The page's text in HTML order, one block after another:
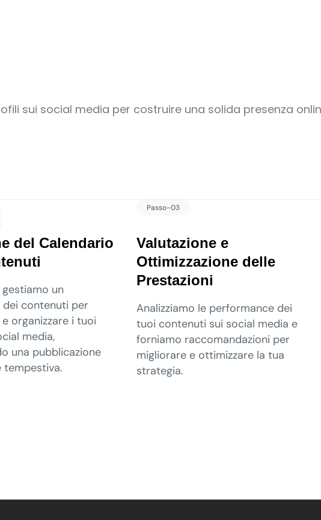
sui social media per costruire una solida presenza
del Calendario
un
dei contenuti per
organizzare i tuoi
media,
una pubblicazione
tempestiva.
Passo-03
Valutazione e
Ottimizzazione delle
Prestazioni
Analizziamo le performance dei
tuoi contenuti sui social media e
forniamo raccomandazioni per
migliorare e ottimizzare la tua
strategia.